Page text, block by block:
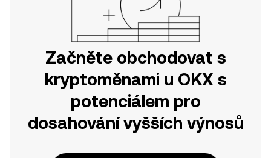
Začněte obchodovat s
kryptoměnami u OKX s
potenciálem pro
dosahování vyšších výnosů